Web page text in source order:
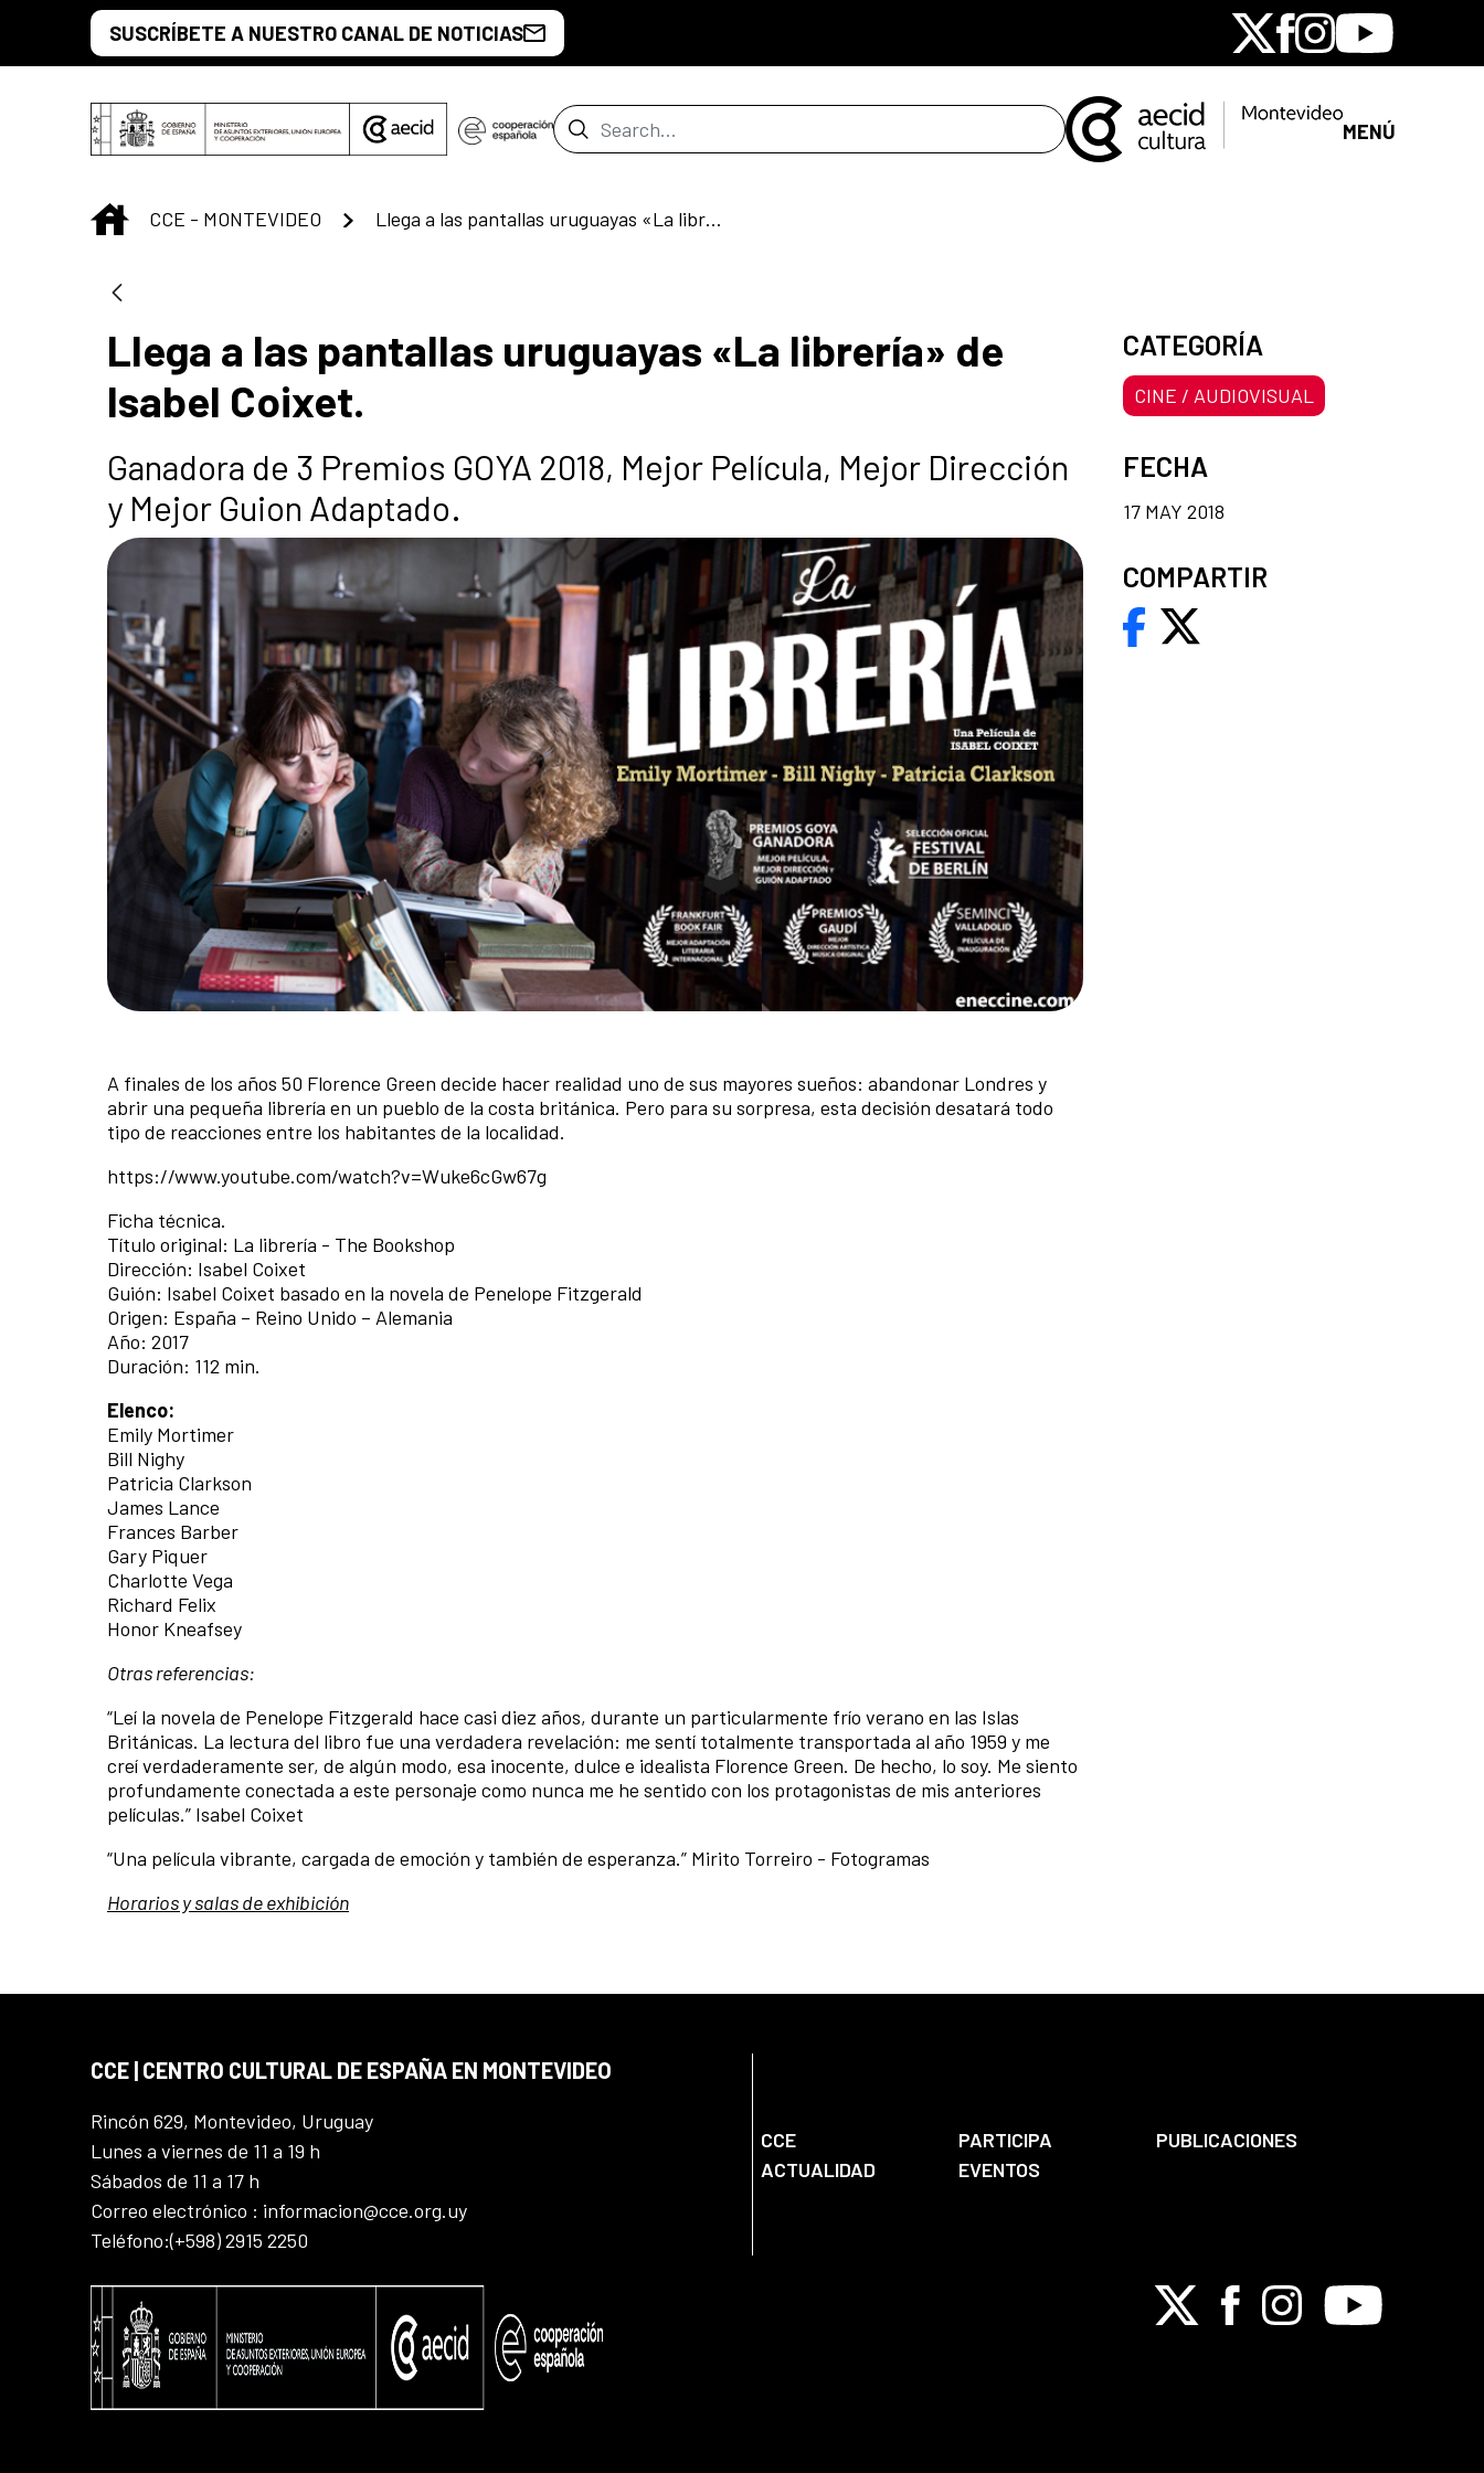
Skip to Main ContentSUSCRÍBETE A NUESTRO CANAL DE NOTICIAS X Facebook
Instagram
Youtube
Search Bar MENÚ
INICIO
CCE - MONTEVIDEO Llega a las pantallas uruguayas «La librería» de Isabel Coixet.
Llega a las pantallas uruguayas «La librería» de
Isabel Coixet.
Ganadora de 3 Premios GOYA 2018, Mejor Película, Mejor Dirección
y Mejor Guion Adaptado.
A finales de los años 50 Florence Green decide hacer realidad uno de sus mayores sueños: abandonar Londres y
abrir una pequeña librería en un pueblo de la costa británica. Pero para su sorpresa, esta decisión desatará todo
tipo de reacciones entre los habitantes de la localidad.
https://www.youtube.com/watch?v=Wuke6cGw67g
Ficha técnica.
Título original: La librería - The Bookshop
Dirección: Isabel Coixet
Guión: Isabel Coixet basado en la novela de Penelope Fitzgerald
Origen: España – Reino Unido – Alemania
Año: 2017
Duración: 112 min.
Elenco:
Emily Mortimer
Bill Nighy
Patricia Clarkson
James Lance
Frances Barber
Gary Piquer
Charlotte Vega
Richard Felix
Honor Kneafsey
Otras referencias:
“Leí la novela de Penelope Fitzgerald hace casi diez años, durante un particularmente frío verano en las Islas
Británicas. La lectura del libro fue una verdadera revelación: me sentí totalmente transportada al año 1959 y me
creí verdaderamente ser, de algún modo, esa inocente, dulce e idealista Florence Green. De hecho, lo soy. Me siento
profundamente conectada a este personaje como nunca me he sentido con los protagonistas de mis anteriores
películas.” Isabel Coixet
“Una película vibrante, cargada de emoción y también de esperanza.” Mirito Torreiro - Fotogramas
Horarios y salas de exhibición
CATEGORÍA
CINE / AUDIOVISUAL
FECHA
17 MAY 2018
COMPARTIR
CCE | CENTRO CULTURAL DE ESPAÑA EN MONTEVIDEO
Rincón 629, Montevideo, Uruguay
Lunes a viernes de 11 a 19 h
Sábados de 11 a 17 h
Correo electrónico : informacion@cce.org.uy
Teléfono:(+598) 2915 2250
CCE PARTICIPA
PUBLICACIONES
ACTUALIDAD
EVENTOS
X FacebookInstagramYoutube